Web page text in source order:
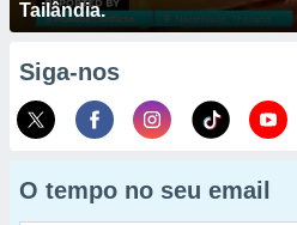
Tailândia.
Siga-nos
O tempo no seu email